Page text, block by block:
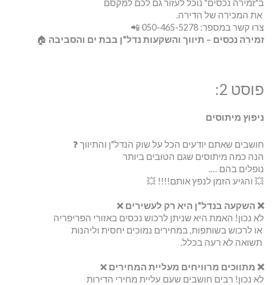
ב"זמירה נכסים" נוכל לעזור גם לכם למקסם
את המכירה של הדירה.
צרו קשר במספר: 050-465-5278 📲
זמירה נכסים – תיווך והשקעות נדל"ן בבת ים והסביבה 🏠
פוסט 2:
ניפוץ מיתוסים
חושבים שאתם יודעים הכל על שוק הנדל"ן והתיווך ❓
הנה כמה מיתוסים שגם הטובים ביותר
נופלים בהם ….
💥 והגיע הזמן לנפץ אותם!!!! 💥
❌ השקעה בנדל"ן היא רק לעשירים ❌
לא נכון! האמת היא שניתן לרכוש נכסים באזורי הפריפריה
או לרכוש בשותפות, במחירים נמוכים יחסית וליהנות
תשואה לא רעה בכלל.
❌ מתווכים מרוויחים מעליית המחירים ❌
לא נכון! רבים חושבים שעם עליית מחירי הדירות